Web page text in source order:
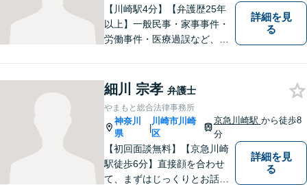
【川崎駅4分】【弁護歴25年
以上】一般民事・家事事件・
労働事件・医療過誤など、幅
お話できる弁護士です。どの
ような事案・相手であって
も、正当な権利の主張に努め
ます。ご相談お待ちしていま
す！
詳細を見
る
細川 宗孝 弁護士
やまもと総合法律事務所
神奈川
県
|
川崎市川崎
区
京急川崎駅 から徒歩8
分
【初回面談無料】【京急川崎
駅徒歩6分】直接顔を合わせ
て、まずはじっくりとお話を
詳細を見
る